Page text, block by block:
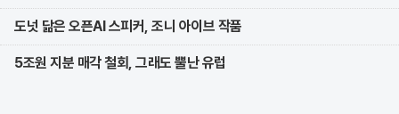
도넛 닮은 오픈AI 스피커, 조니 아이브 작품
5조원 지분 매각 철회, 그래도 뿔난 유럽